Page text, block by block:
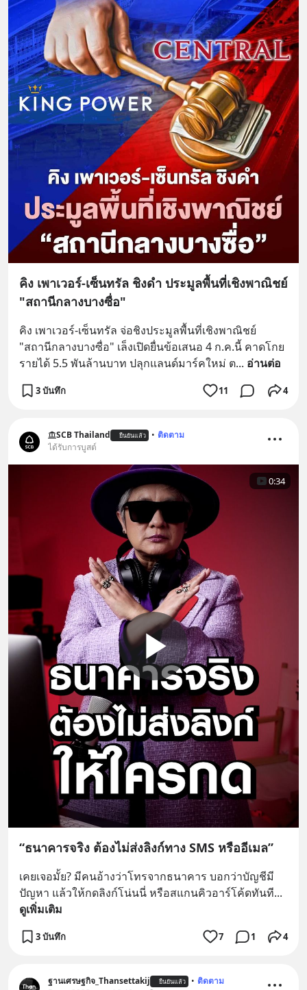
คิง เพาเวอร์-เซ็นทรัล ชิงดำ ประมูลพื้นที่เชิงพาณิชย์
"สถานีกลางบางซื่อ"
คิง เพาเวอร์-เซ็นทรัล จ่อชิงประมูลพื้นที่เชิงพาณิชย์
"สถานีกลางบางซื่อ" เล็งเปิดยื่นข้อเสนอ 4 ก.ค.นี้ คาดโกย
รายได้ 5.5 พันล้านบาท ปลุกแลนด์มาร์คใหม่ ต... อ่านต่อ
3 บันทึก 11 4
SCB Thailand ยืนยันแล้ว • ติดตาม
ได้รับการบูสต์
0:34
“ธนาคารจริง ต้องไม่ส่งลิงก์ทาง SMS หรืออีเมล”
เคยเจอมั้ย? มีคนอ้างว่าโทรจากธนาคาร บอกว่าบัญชีมี
ปัญหา แล้วให้กดลิงก์โน่นนี่ หรือสแกนคิวอาร์โค้ดทันที...
ดูเพิ่มเติม
3 บันทึก 7 1 4
ฐานเศรษฐกิจ_Thansettakij ยืนยันแล้ว • ติดตาม